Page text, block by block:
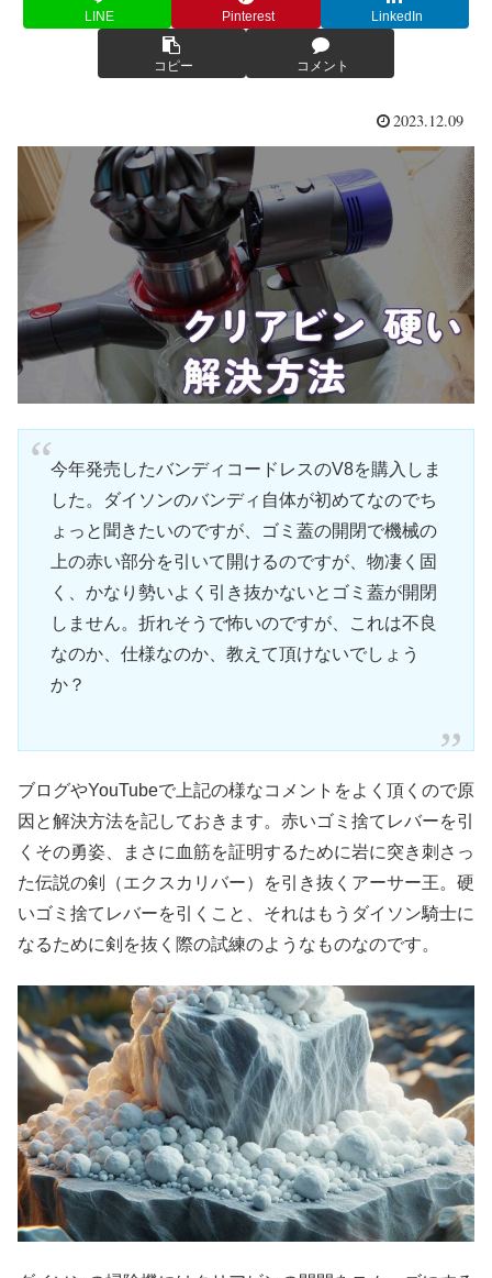
LINE Pinterest LinkedIn
コピー コメント
2023.12.09
今年発売したバンディコードレスのV8を購入しま
した。ダイソンのバンディ自体が初めてなのでち
ょっと聞きたいのですが、ゴミ蓋の開閉で機械の
上の赤い部分を引いて開けるのですが、物凄く固
く、かなり勢いよく引き抜かないとゴミ蓋が開閉
しません。折れそうで怖いのですが、これは不良
なのか、仕様なのか、教えて頂けないでしょう
か？
ブログやYouTubeで上記の様なコメントをよく頂くので原
因と解決方法を記しておきます。赤いゴミ捨てレバーを引
くその勇姿、まさに血筋を証明するために岩に突き刺さっ
た伝説の剣（エクスカリバー）を引き抜くアーサー王。硬
いゴミ捨てレバーを引くこと、それはもうダイソン騎士に
なるために剣を抜く際の試練のようなものなのです。